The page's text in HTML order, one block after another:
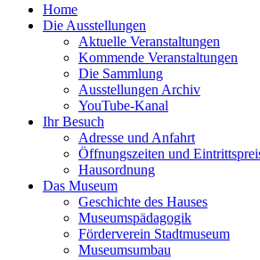
Home
Die Ausstellungen
Aktuelle Veranstaltungen
Kommende Veranstaltungen
Die Sammlung
Ausstellungen Archiv
YouTube-Kanal
Ihr Besuch
Adresse und Anfahrt
Öffnungszeiten und
Hausordnung
Das Museum
Geschichte des Hauses
Museumspädagogik
Förderverein Stadtmuseum
Museumsumbau